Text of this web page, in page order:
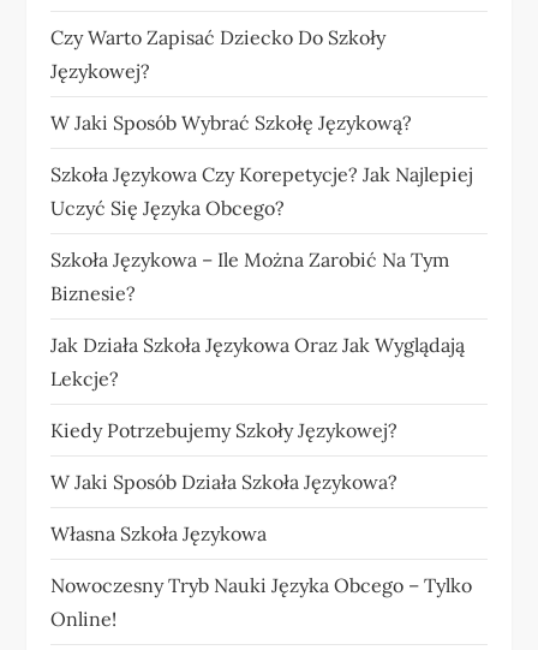
Czy Warto Zapisać Dziecko Do Szkoły
Językowej?
W Jaki Sposób Wybrać Szkołę Językową?
Szkoła Językowa Czy Korepetycje? Jak Najlepiej
Uczyć Się Języka Obcego?
Szkoła Językowa – Ile Można Zarobić Na Tym
Biznesie?
Jak Działa Szkoła Językowa Oraz Jak Wyglądają
Lekcje?
Kiedy Potrzebujemy Szkoły Językowej?
W Jaki Sposób Działa Szkoła Językowa?
Własna Szkoła Językowa
Nowoczesny Tryb Nauki Języka Obcego – Tylko
Online!